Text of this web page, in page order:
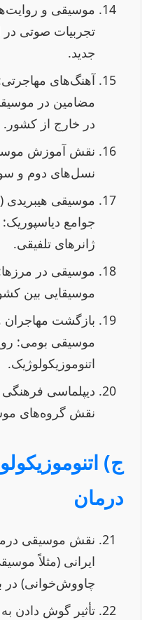
موسیقی و
تجربیات صوتی در
جدید.
آهنگ‌های
مضامین در
در خارج از کشور.
نقش آموزش
نسل‌های دوم و
جوامع
ژانرهای تلفیقی.
موسیقی در
موسیقایی بین
بازگشت مهاجران و
موسیقی بومی:
اتنوموزیکولوژیک.
دیپلماسی
نقش گروه‌های
ج)
درمان
نقش موسیقی
ایرانی (مثلاً
چاووش‌خوانی) در
تأثیر گوش دادن